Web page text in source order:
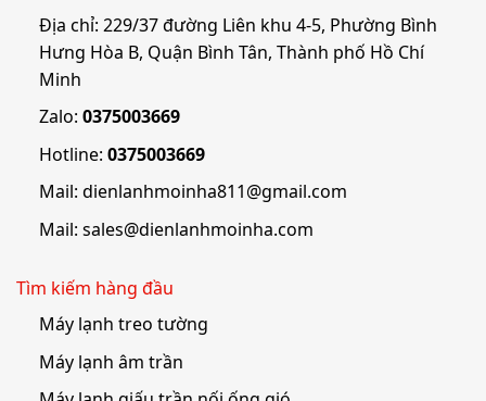
Địa chỉ: 229/37 đường Liên khu 4-5, Phường Bình
Hưng Hòa B, Quận Bình Tân, Thành phố Hồ Chí
Minh
Zalo: 0375003669
Hotline: 0375003669
Mail: dienlanhmoinha811@gmail.com
Mail: sales@dienlanhmoinha.com
Tìm kiếm hàng đầu
Máy lạnh treo tường
Máy lạnh âm trần